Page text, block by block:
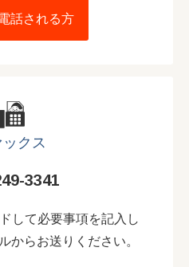
話される方
ックス
3341
して必要事項を記入し
からお送りください。